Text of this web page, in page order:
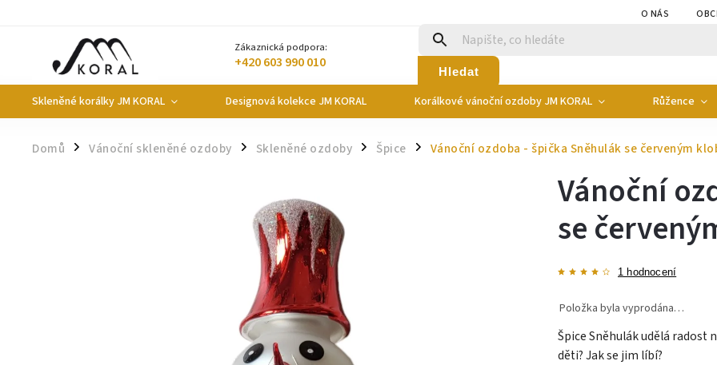
O NÁS
Zákaznická podpora:
+420 603 990 010 Hledat
Skleněné korálky JM KORAL Designová kolekce JM KORAL Korálkové vánoční ozdoby JM KORAL Růžence
Domů / Vánoční skleněné ozdoby / Skleněné ozdoby / Špice / Vánoční ozdoba - špička Sněhulák se červeným
Vánoční
se
1 hodnocení
Položka byla vyprodána…
Špice Sněhulák udělá radost
děti? Jak se jim líbí?